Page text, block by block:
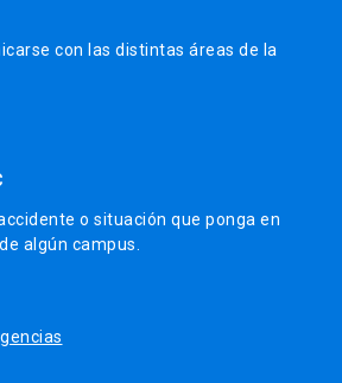
con las distintas áreas de la
o situación que ponga en
algún campus.